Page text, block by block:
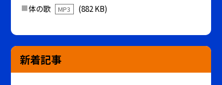
体の歌
MP3 (882 KB)
新着記事